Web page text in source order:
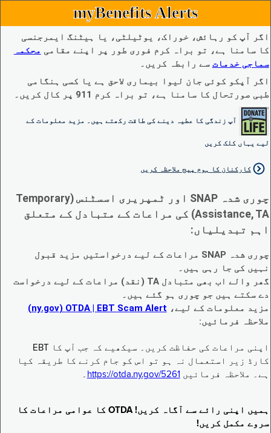
myBenefits Alerts
اگر آپ کو رہائش، خوراک، یوٹیلٹی، یا ہیٹنگ ایمرجنسی
کا سامنا ہے، تو براہ کرم فوری طور پر اپنے مقامی محکمہ
سماجی خدمات سے رابطہ کریں۔
اگر آپکو کوئی جان لیوا بیماری لاحق ہے یا کسی ہنگامی
طبی صورتحال کا سامنا ہے، تو براہ کرم 911 پر کال کریں۔
آپ زندگی کا عطیہ دینے کی طاقت رکھتے ہیں۔ مزید معلومات کے
لیے یہاں کلک کریں
کارکنان کا ہوم پیج ملاحظہ کریں
چوری شدہ SNAP اور ٹمپریری اسسٹنس (Temporary
Assistance, TA) کی مراعات کے متبادل کے متعلق
اہم تبدیلیاں:
چوری شدہ SNAP مراعات کے لیے درخواستیں مزید قبول
نہیں کی جا رہی ہیں۔
گھر والے اب بھی متبادل TA (نقد) مراعات کے لیے درخواست
دے سکتے ہیں جو چوری ہو گئے ہیں۔
مزید معلومات کے لیے، EBT Scam Alert ‏| OTDA ‏(ny.gov)
ملاحظہ فرمائیں:
اپنی مراعات کی حفاظت کریں۔ سیکھیے کہ جب آپ کا EBT
کارڈ زیر استعمال نہ ہو تو اس کو جام کرنے کا طریقہ کیا
ہے۔ ملاحظہ فرمائیں https://otda.ny.gov/5261 ۔
ہمیں اپنی رائے سے آگاہ کریں! OTDA کا عوامی مراعات کا
سروے مکمل کریں!